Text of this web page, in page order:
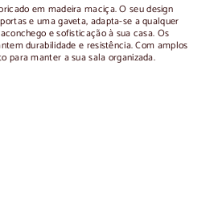
em madeira maciça. O seu design
e uma gaveta, adapta-se a qualquer
e sofisticação à sua casa. Os
durabilidade e resistência. Com amplos
para manter a sua sala organizada.